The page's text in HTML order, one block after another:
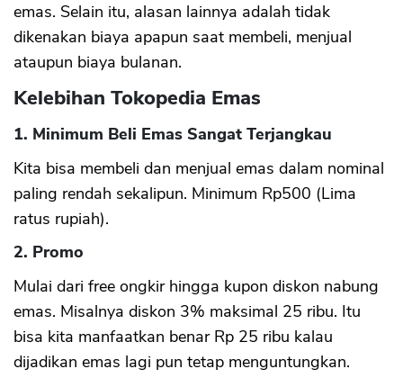
emas. Selain itu, alasan lainnya adalah tidak
dikenakan biaya apapun saat membeli, menjual
ataupun biaya bulanan.
Kelebihan Tokopedia Emas
1. Minimum Beli Emas Sangat Terjangkau
Kita bisa membeli dan menjual emas dalam nominal
paling rendah sekalipun. Minimum Rp500 (Lima
ratus rupiah).
2. Promo
Mulai dari free ongkir hingga kupon diskon nabung
emas. Misalnya diskon 3% maksimal 25 ribu. Itu
bisa kita manfaatkan benar Rp 25 ribu kalau
dijadikan emas lagi pun tetap menguntungkan.